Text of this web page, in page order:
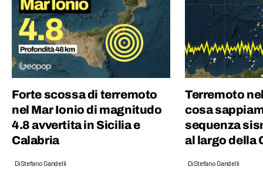
cultura sia la più grande ricchezza per un
Paese e ho deciso di dedicare la mia vita per
offrire un contributo e far appassionare le
persone alla conoscenza. Col sorriso :)
Forte scossa di terremoto
nel Mar Ionio di magnitudo
4.8 avvertita in Sicilia e
Calabria
DiStefano Gandelli
Terremoto
cosa
sequenza
al largo della
DiStefano Gandelli